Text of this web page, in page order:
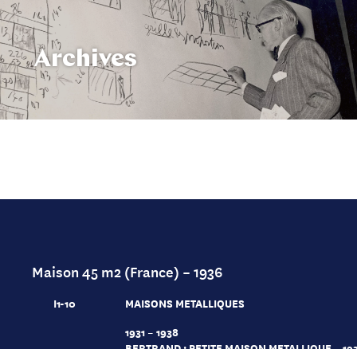
Archives
Maison 45 m2 (France) – 1936
I1-10
MAISONS METALLIQUES
1931 – 1938